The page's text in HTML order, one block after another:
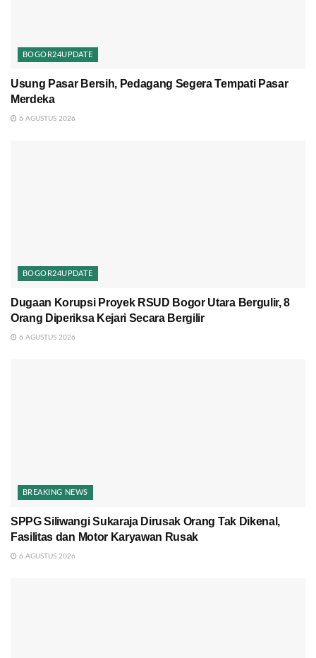
BOGOR24UPDATE
Usung Pasar Bersih, Pedagang Segera Tempati Pasar
Merdeka
6 AGUSTUS 2026
BOGOR24UPDATE
Dugaan Korupsi Proyek RSUD Bogor Utara Bergulir, 8
Orang Diperiksa Kejari Secara Bergilir
6 AGUSTUS 2026
BREAKING NEWS
SPPG Siliwangi Sukaraja Dirusak Orang Tak Dikenal,
Fasilitas dan Motor Karyawan Rusak
6 AGUSTUS 2026